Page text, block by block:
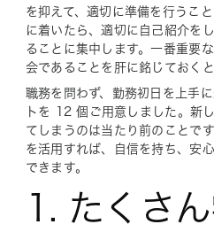
を抑えて、適切に準備を行うこ
に着いたら、適切に自己紹介を
ることに集中します。一番重要
会であることを肝に銘じておくと
職務を問わず、勤務初日を上手
トを 12 個ご用意しました。新
てしまうのは当たり前のことで
を活用すれば、自信を持ち、安
できます。
1. たくさ